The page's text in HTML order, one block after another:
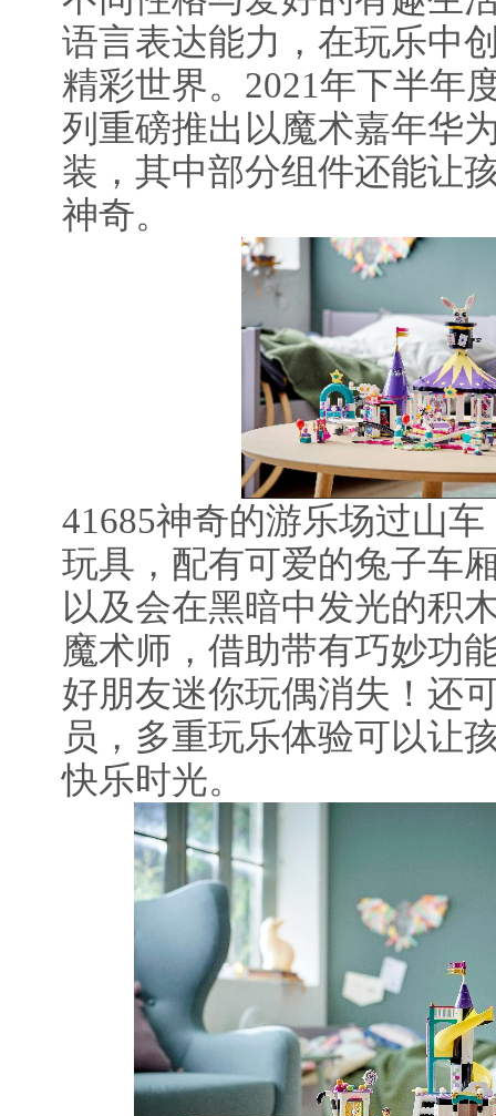
语言表达能力，在玩乐中
精彩世界。2021年下半年
列重磅推出以魔术嘉年华
装，其中部分组件还能让
神奇。
41685神奇的游乐场过山
玩具，配有可爱的兔子车
以及会在黑暗中发光的积
魔术师，借助带有巧妙功
好朋友迷你玩偶消失！还
员，多重玩乐体验可以让
快乐时光。